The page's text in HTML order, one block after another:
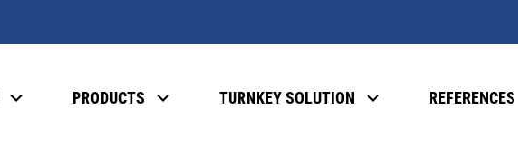
PRODUCTS TURNKEY SOLUTION REFERENCES